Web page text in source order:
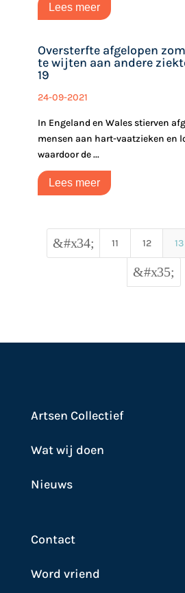
Lees meer
Oversterfte afgelopen
te wijten aan andere
19
24-09-2021
In Engeland en Wales stierven
mensen aan hart-vaatzieken en
waardoor de ...
Lees meer
&#x34; 11 12 13
&#x35;
Artsen Collectief
Wat wij doen
Nieuws
Contact
Word vriend